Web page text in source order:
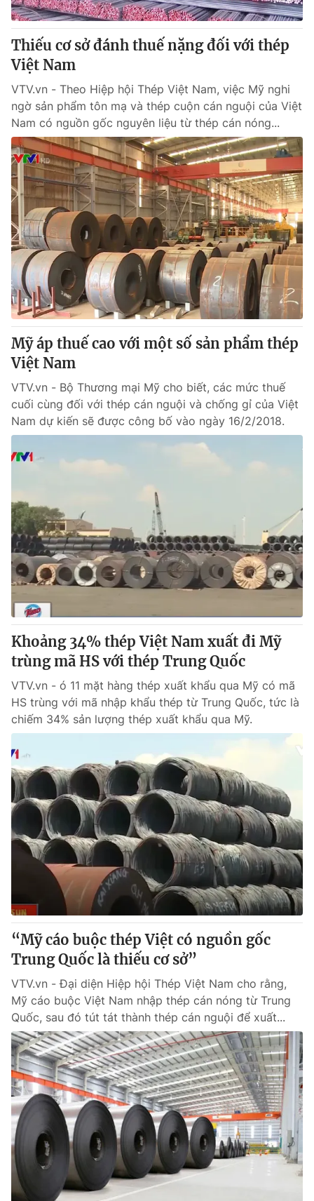
® Cấm sao chép dưới mọi hình thức nếu không có sự chấp
thuận bằng văn bản. Ghi rõ nguồn VTV.vn khi phát hành lại
thông tin từ website này.
Thiếu cơ sở đánh thuế nặng đối với thép
Việt Nam
VTV.vn - Theo Hiệp hội Thép Việt Nam, việc Mỹ nghi
ngờ sản phẩm tôn mạ và thép cuộn cán nguội của Việt
Nam có nguồn gốc nguyên liệu từ thép cán nóng...
Mỹ áp thuế cao với một số sản phẩm thép
Việt Nam
VTV.vn - Bộ Thương mại Mỹ cho biết, các mức thuế
cuối cùng đối với thép cán nguội và chống gỉ của Việt
Nam dự kiến sẽ được công bố vào ngày 16/2/2018.
Khoảng 34% thép Việt Nam xuất đi Mỹ
trùng mã HS với thép Trung Quốc
VTV.vn - ó 11 mặt hàng thép xuất khẩu qua Mỹ có mã
HS trùng với mã nhập khẩu thép từ Trung Quốc, tức là
chiếm 34% sản lượng thép xuất khẩu qua Mỹ.
“Mỹ cáo buộc thép Việt có nguồn gốc
Trung Quốc là thiếu cơ sở”
VTV.vn - Đại diện Hiệp hội Thép Việt Nam cho rằng,
Mỹ cáo buộc Việt Nam nhập thép cán nóng từ Trung
Quốc, sau đó tút tát thành thép cán nguội để xuất...